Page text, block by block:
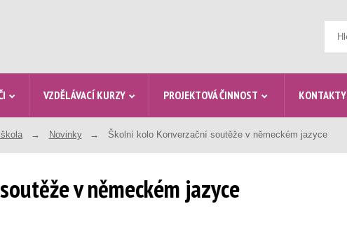
VZDĚLÁVACÍ KURZY PROJEKTOVÁ ČINNOST KONTAKTY
Novinky Školní kolo Konverzační soutěže v německém jazyce
v německém jazyce